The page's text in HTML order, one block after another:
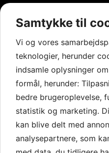
Samtykke til
Vi og vores
teknologier, herunder
indsamle oplysninger
formål, herunder:
bedre brugeroplevelse,
statistik og marketing.
kan blive delt med
analysepartnere, som